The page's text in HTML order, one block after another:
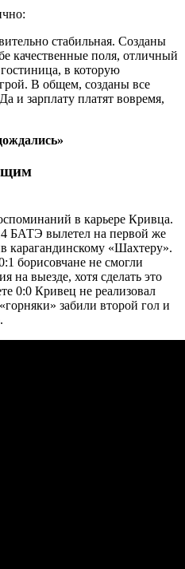
стабильная. Созданы
качественные поля, отличный
в которую
В общем, созданы все
и зарплату платят вовремя,
в карьере Кривца.
БАТЭ вылетел на первой же
карагандинскому «Шахтеру».
борисовчане не смогли
на выезде, хотя сделать это
0:0 Кривец не реализовал
забили второй гол и